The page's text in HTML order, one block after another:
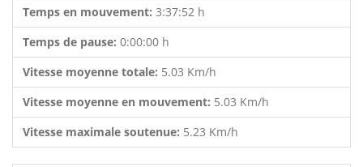
Temps en mouvement: 3:37:52 h
Temps de pause: 0:00:00 h
Vitesse moyenne totale: 5.03 Km/h
Vitesse moyenne en mouvement: 5.03 Km/h
Vitesse maximale soutenue: 5.23 Km/h